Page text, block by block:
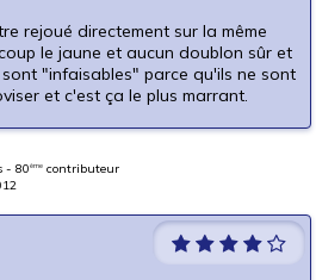
rejoué directement sur la même
le jaune et aucun doublon sûr et
"infaisables" parce qu'ils ne sont
et c'est ça le plus marrant.
- 80ème contributeur